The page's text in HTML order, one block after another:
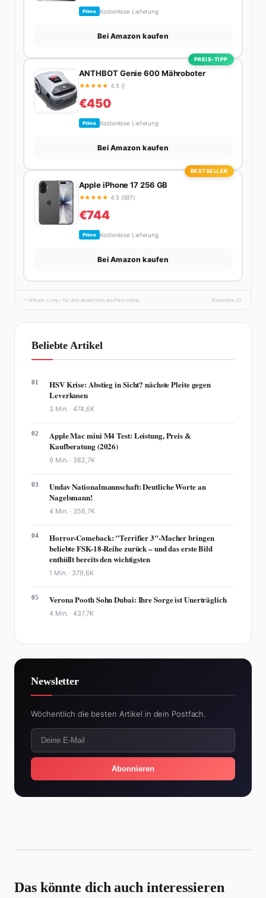
Prime Kostenlose Lieferung
Bei Amazon kaufen
PREIS-TIPP
ANTHBOT Genie 600 Mähroboter
★★★★★ 4.5 ()
€450
Prime Kostenlose Lieferung
Bei Amazon kaufen
BESTSELLER
Apple iPhone 17 256 GB
★★★★★ 4.5 (597)
€744
Prime Kostenlose Lieferung
Bei Amazon kaufen
* Affiliate-Links – für dich ändert sich am Preis nichts. fhmonline-21
Beliebte Artikel
01
HSV Krise: Abstieg in Sicht? nächste Pleite gegen
Leverkusen
3 Min. ·474,6K
02
Apple Mac mini M4 Test: Leistung, Preis &
Kaufberatung (2026)
9 Min. · 382,7K
03
Undav Nationalmannschaft: Deutliche Worte an
Nagelsmann!
4 Min. · 356,7K
04
Horror-Comeback: "Terrifier 3"-Macher bringen
beliebte FSK-18-Reihe zurück – und das erste Bild
enthüllt bereits den wichtigsten
1 Min. · 379,6K
05 Verona Pooth Sohn Dubai: Ihre Sorge ist Unerträglich
4 Min. ·437,7K
Newsletter
Wöchentlich die besten Artikel in dein Postfach.
Abonnieren
Das könnte dich auch interessieren